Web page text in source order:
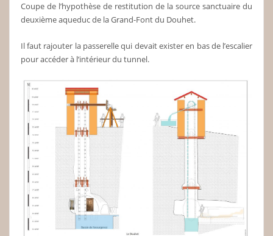
Coupe de l’hypothèse de restitution de la source sanctuaire du
deuxième aqueduc de la Grand-Font du Douhet.
Il faut rajouter la passerelle qui devait exister en bas de l’escalier
pour accéder à l’intérieur du tunnel.